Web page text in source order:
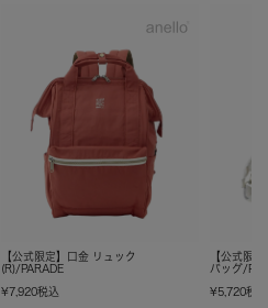
【公式限定】口金 リュック
(R)/PARADE
¥7,920税込
【公式限
バッグ/
¥5,720税込